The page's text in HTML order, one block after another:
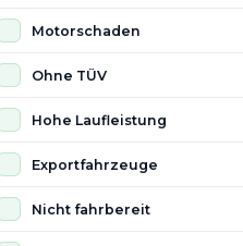
Motorschaden
Ohne TÜV
Hohe Laufleistung
Exportfahrzeuge
Nicht fahrbereit